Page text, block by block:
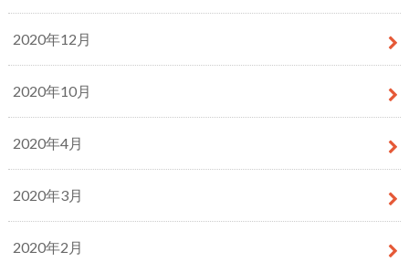
2020年12月
2020年10月
2020年4月
2020年3月
2020年2月